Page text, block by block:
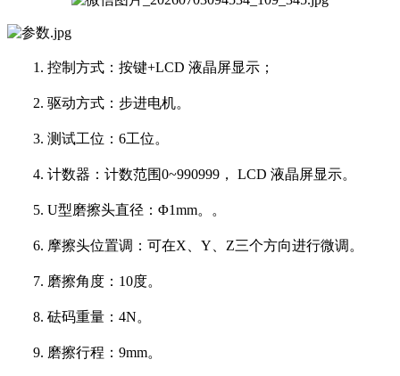
1. 控制方式：按键+LCD 液晶屏显示；
2. 驱动方式：步进电机。
3. 测试工位： 6工位。
4. 计数器：计数范围0~990999， LCD 液晶屏显示。
5. U型磨擦头直径：Φ1mm。。
6. 摩擦头位置调：可在X、Y、Z三个方向进行微调。
7. 磨擦角度： 10度。
8. 砝码重量： 4N。
9. 磨擦行程： 9mm。